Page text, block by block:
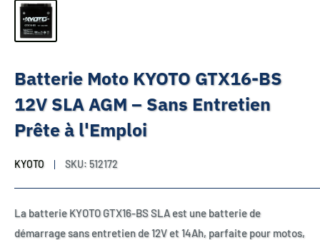
Batterie Moto KYOTO GTX16-BS
12V SLA AGM – Sans Entretien
Prête à l'Emploi
KYOTO SKU: 512172
La batterie KYOTO GTX16-BS SLA est une batterie de
démarrage sans entretien de 12V et 14Ah, parfaite pour motos,